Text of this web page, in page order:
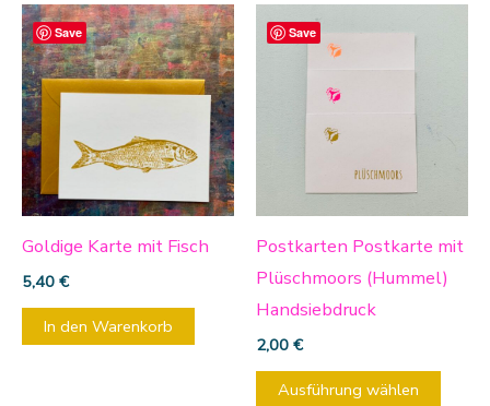
Save
Goldige Karte mit Fisch
5,40 €
In den Warenkorb
Save
Postkarten Postkarte mit
Plüschmoors (Hummel)
Handsiebdruck
2,00 €
Ausführung wählen